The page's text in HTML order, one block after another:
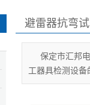
避雷器抗弯
保定市汇邦
工器具检测设备